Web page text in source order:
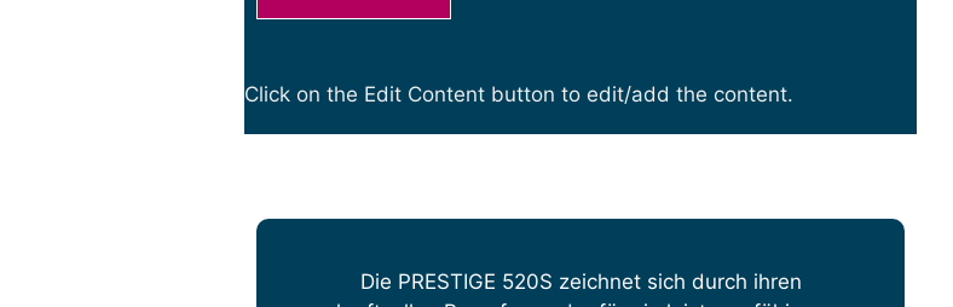
Click on the Edit Content button to edit/add the content.
Die PRESTIGE 520S zeichnet sich durch ihren